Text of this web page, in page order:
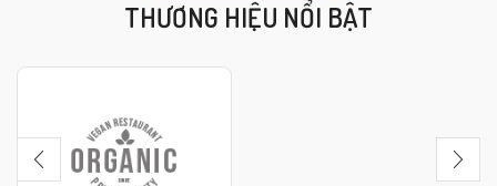
THƯƠNG HIỆU NỔI BẬT